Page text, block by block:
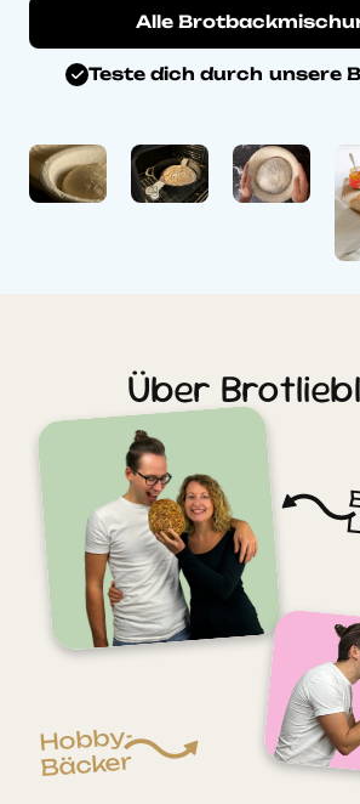
Alle
Teste dich durch unsere
Über
Hobby-
Bäcker